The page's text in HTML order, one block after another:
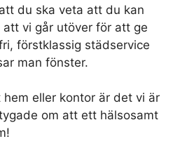
du ska veta att du kan
vi går utöver för att ge
förstklassig städservice
man fönster.
eller kontor är det vi är
om att ett hälsosamt